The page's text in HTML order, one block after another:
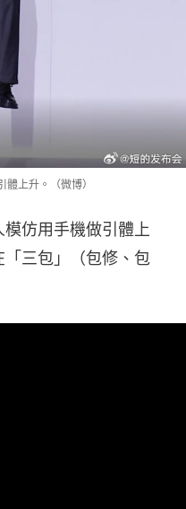
上升。（微博）
仿用手機做引體上
三包」（包修、包